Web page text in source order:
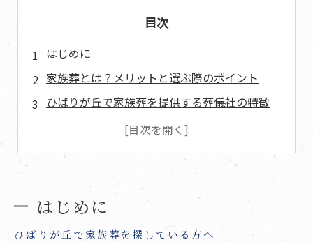
目次
はじめに
家族葬とは？メリットと選ぶ際のポイント
ひばりが丘で家族葬を提供する葬儀社の特徴
家族葬は家族に優しいプラン
施設・会場の紹介と特色
宗教や儀式に合わせた柔軟な対応
少人数でも充実したお別れの会
はじめに
ひばりが丘で家族葬を探している方へ